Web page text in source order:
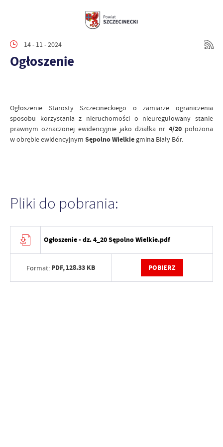
14 - 11 - 2024
Ogłoszenie
Ogłoszenie Starosty Szczecineckiego o zamiarze ograniczenia
sposobu korzystania z nieruchomości o nieuregulowany stanie
prawnym oznaczonej ewidencyjnie jako działka nr 4/20położona
w obrębie ewidencyjnym Sępolno Wielkie gmina Biały Bór.
Pliki do pobrania:
Ogłoszenie - dz. 4_20 Sępolno Wielkie.pdf
Format: PDF,128.33 KB POBIERZ